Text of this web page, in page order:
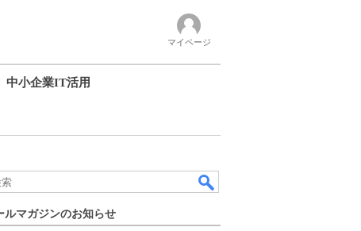
マイページ
中小企業IT活用
ルマガジンのお知らせ